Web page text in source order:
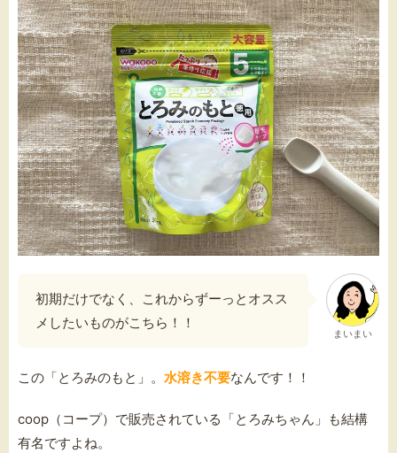
初期だけでなく、これからずーっとオスス
メしたいものがこちら！！
まいまい
この「とろみのもと」。 水溶き不要なんです！！
coop（コープ）で販売されている「とろみちゃん」も結構
有名ですよね。